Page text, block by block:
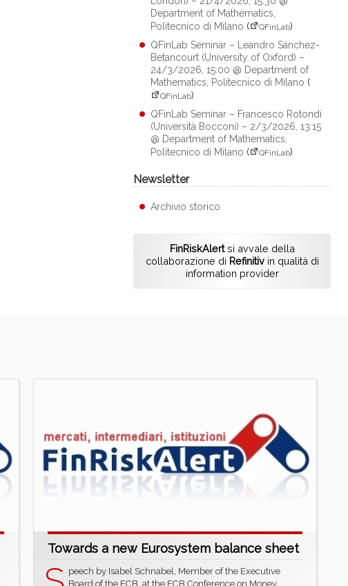
Department of Mathematics,
Politecnico di Milano ( QFinLab)
QFinLab Seminar – Leandro Sánchez-
Betancourt (University of Oxford) –
24/3/2026, 15:00 @ Department of
Mathematics, Politecnico di Milano (
QFinLab)
QFinLab Seminar – Francesco Rotondi
(Università Bocconi) – 2/3/2026, 13:15
@ Department of Mathematics,
Politecnico di Milano ( QFinLab)
Newsletter
Archivio storico
FinRiskAlertsi avvale della
collaborazione di Refinitivin qualità di
information provider
Towards a new Eurosystem balance sheet
peech by Isabel Schnabel, Member of the Executive
Board of the ECB, at the ECB Conference on Money